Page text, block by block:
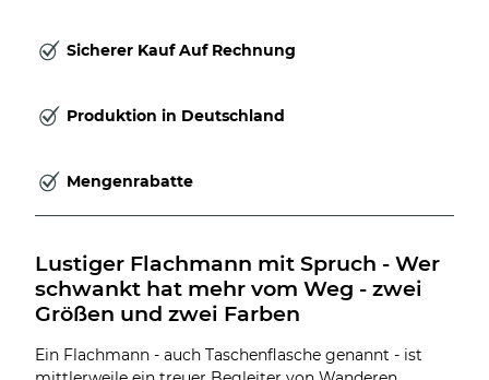
Sicherer Kauf Auf Rechnung
Produktion in Deutschland
Mengenrabatte
Lustiger Flachmann mit Spruch - Wer
schwankt hat mehr vom Weg - zwei
Größen und zwei Farben
Ein Flachmann - auch Taschenflasche genannt - ist